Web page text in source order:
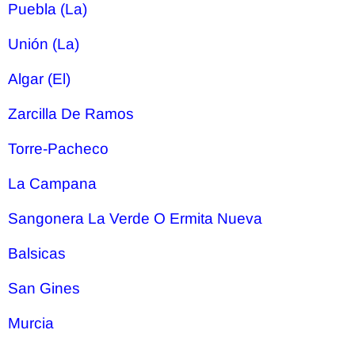
Puebla (La)
Unión (La)
Algar (El)
Zarcilla De Ramos
Torre-Pacheco
La Campana
Sangonera La Verde O Ermita Nueva
Balsicas
San Gines
Murcia